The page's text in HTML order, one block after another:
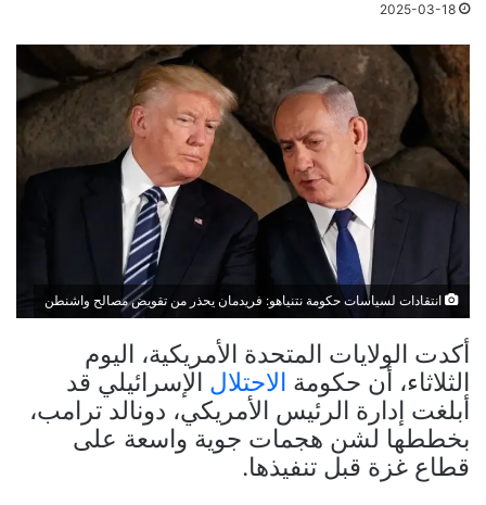
2025-03-18
انتقادات لسياسات حكومة نتنياهو: فريدمان يحذر من تقويض مصالح واشنطن
أكدت الولايات المتحدة الأمريكية، اليوم
الثلاثاء، أن حكومة الاحتلال الإسرائيلي قد
أبلغت إدارة الرئيس الأمريكي، دونالد ترامب،
بخططها لشن هجمات جوية واسعة على
قطاع غزة قبل تنفيذها.